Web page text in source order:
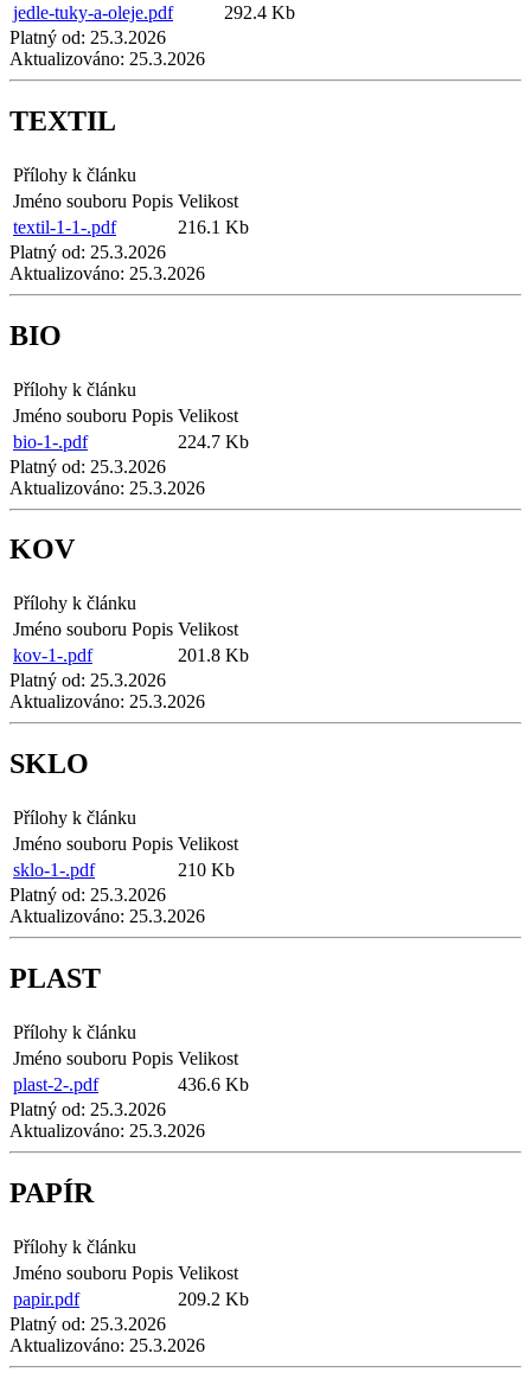
jedle-tuky-a-oleje.pdf
292.4 Kb
Platný od: 25.3.2026
Aktualizováno: 25.3.2026
TEXTIL
Přílohy k článku
Jméno souboru Popis Velikost
textil-1-1-.pdf
216.1 Kb
Platný od: 25.3.2026
Aktualizováno: 25.3.2026
BIO
Přílohy k článku
Jméno souboru Popis Velikost
bio-1-.pdf
224.7 Kb
Platný od: 25.3.2026
Aktualizováno: 25.3.2026
KOV
Přílohy k článku
Jméno souboru Popis Velikost
kov-1-.pdf
201.8 Kb
Platný od: 25.3.2026
Aktualizováno: 25.3.2026
SKLO
Přílohy k článku
Jméno souboru Popis Velikost
sklo-1-.pdf
210 Kb
Platný od: 25.3.2026
Aktualizováno: 25.3.2026
PLAST
Přílohy k článku
Jméno souboru Popis Velikost
plast-2-.pdf
436.6 Kb
Platný od: 25.3.2026
Aktualizováno: 25.3.2026
PAPÍR
Přílohy k článku
Jméno souboru Popis Velikost
papir.pdf
209.2 Kb
Platný od: 25.3.2026
Aktualizováno: 25.3.2026